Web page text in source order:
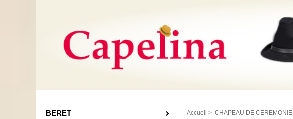
BERET Accueil > CHAPEAU DE CEREMONIE